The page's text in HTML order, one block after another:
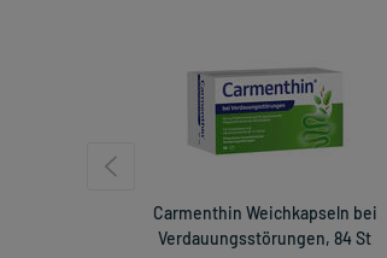
Carmenthin Weichkapseln bei
Verdauungsstörungen, 84 St